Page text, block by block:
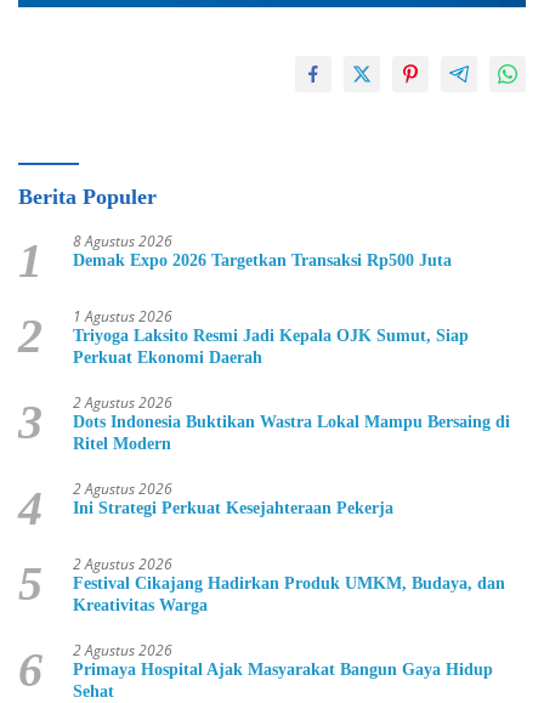
Berita Populer
1 8 Agustus 2026
Demak Expo 2026 Targetkan Transaksi Rp500 Juta
2 1 Agustus 2026
Triyoga Laksito Resmi Jadi Kepala OJK Sumut, Siap
Perkuat Ekonomi Daerah
3 2 Agustus 2026
Dots Indonesia Buktikan Wastra Lokal Mampu Bersaing di
Ritel Modern
4 2 Agustus 2026
Ini Strategi Perkuat Kesejahteraan Pekerja
5 2 Agustus 2026
Festival Cikajang Hadirkan Produk UMKM, Budaya, dan
Kreativitas Warga
6 2 Agustus 2026
Primaya Hospital Ajak Masyarakat Bangun Gaya Hidup
Sehat